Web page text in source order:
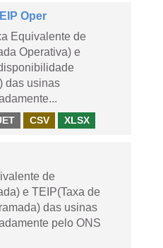
Oper
Equivalente de
Operativa) e
das usinas
CSV XLSX
de
e TEIP(Taxa de
das usinas
pelo ONS